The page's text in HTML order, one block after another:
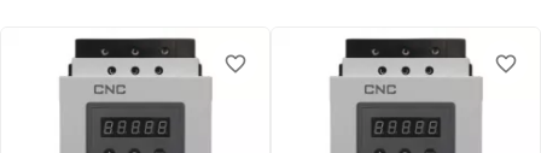
favorite_border
favorite_border favorite_border
favorite_border